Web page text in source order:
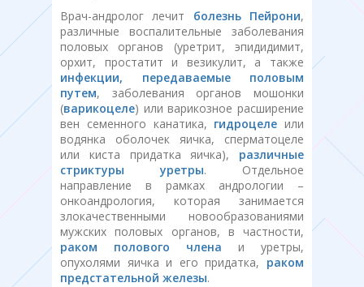
Врач-андролог лечит болезнь Пейрони,
различные воспалительные заболевания
половых органов (уретрит, эпидидимит,
орхит, простатит и везикулит, а также
инфекции, передаваемые половым
путем, заболевания органов мошонки
(варикоцеле) или варикозное расширение
вен семенного канатика, гидроцеле или
водянка оболочек яичка, сперматоцеле
или киста придатка яичка), различные
стриктуры уретры. Отдельное
направление в рамках андрологии –
онкоандрология, которая занимается
злокачественными новообразованиями
мужских половых органов, в частности,
раком полового члена и уретры,
опухолями яичка и его придатка, раком
предстательной железы.